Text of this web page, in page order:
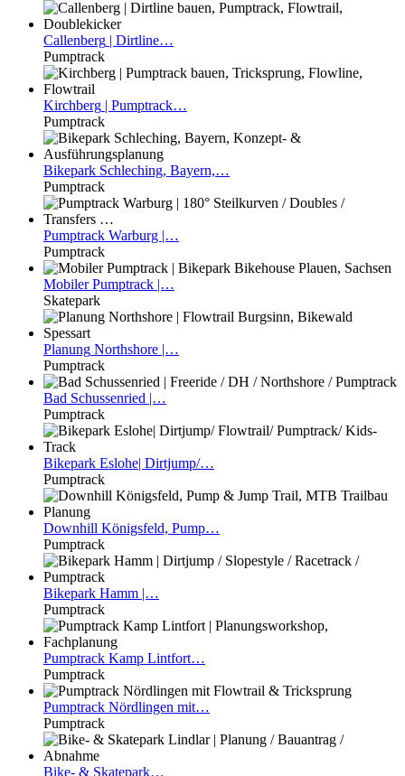
Callenberg | Dirtline…
Pumptrack
Kirchberg | Pumptrack…
Pumptrack
Bikepark Schleching, Bayern,…
Pumptrack
Pumptrack Warburg |…
Pumptrack
MobilerPumptrack |…
Skatepark
Planung Northshore |…
Pumptrack
Bad Schussenried |…
Pumptrack
Bikepark Eslohe| Dirtjump/…
Pumptrack
Downhill Königsfeld, Pump…
Pumptrack
Bikepark Hamm |…
Pumptrack
Pumptrack Kamp Lintfort…
Pumptrack
Pumptrack Nördlingen mit…
Pumptrack
Bike- & Skatepark…